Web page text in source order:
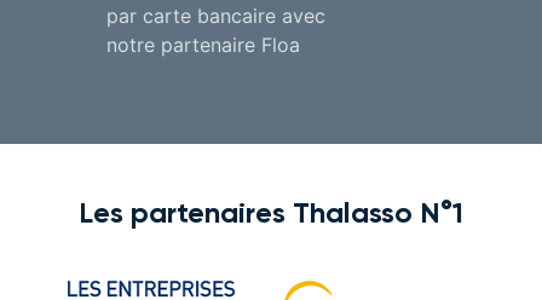
par carte bancaire avec
notre partenaire Floa
Les partenaires Thalasso N°1